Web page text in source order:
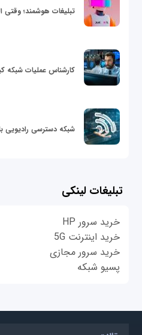
تبلیغات هوشمند؛ وقتی
کارشناس عملیات شبکه
شبکه دسترسی رادیویی
تبلیغات لینکی
خرید سرور HP
خرید اینترنت 5G
خرید سرور مجازی
پسیو شبکه